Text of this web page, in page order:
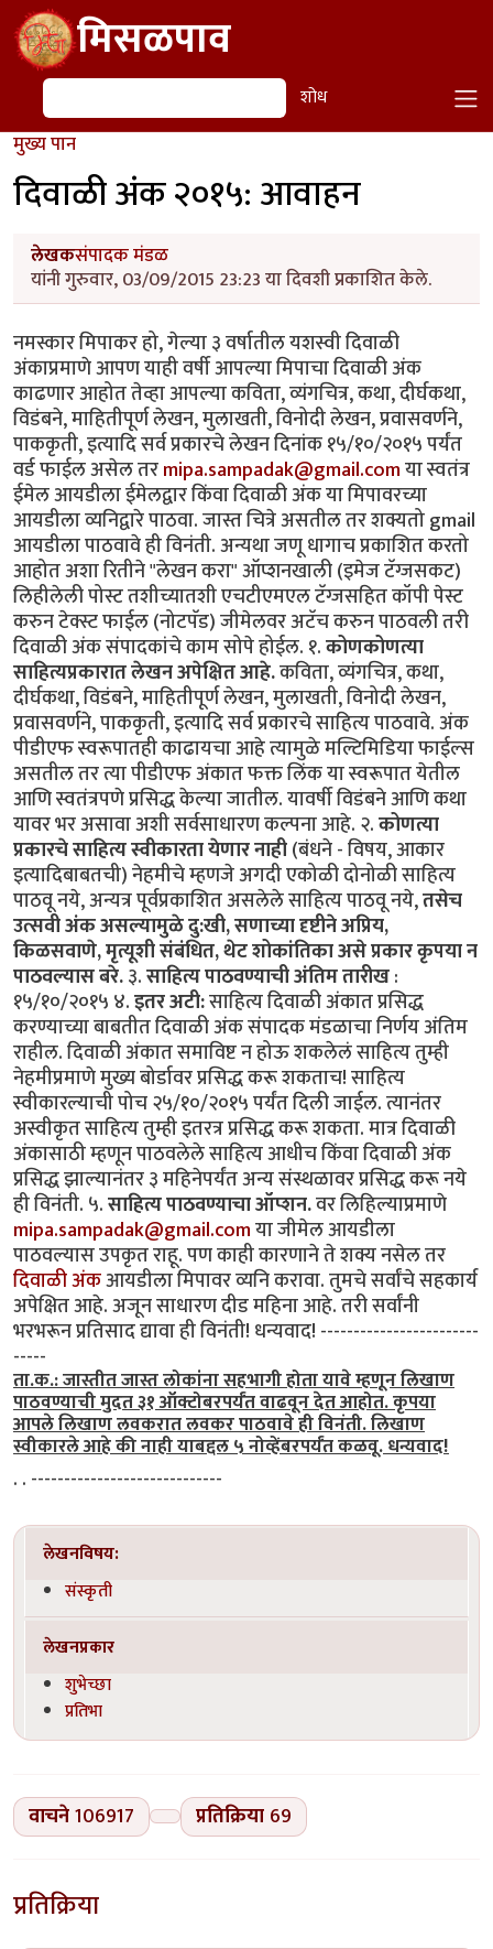
Skip to main contentमिसळपाव
शोध शोध
मुख्य पान
दिवाळी अंक २०१५: आवाहन
लेखकसंपादक मंडळ
यांनी गुरुवार, 03/09/2015 23:23 या दिवशी प्रकाशित केले.
नमस्कार मिपाकर हो, गेल्या ३ वर्षातील यशस्वी दिवाळी
अंकाप्रमाणे आपण याही वर्षी आपल्या मिपाचा दिवाळी अंक
काढणार आहोत तेव्हा आपल्या कविता, व्यंगचित्र, कथा, दीर्घकथा,
विडंबने, माहितीपूर्ण लेखन, मुलाखती, विनोदी लेखन, प्रवासवर्णने,
पाककृती, इत्यादि सर्व प्रकारचे लेखन दिनांक १५/१०/२०१५ पर्यंत
वर्ड फाईल असेल तरmipa.sampadak@gmail.comया स्वतंत्र
ईमेल आयडीला ईमेलद्वार किंवा दिवाळी अंक या मिपावरच्या
आयडीला व्यनिद्वारे पाठवा. जास्त चित्रे असतील तर शक्यतो gmail
आयडीला पाठवावे ही विनंती. अन्यथा जणू धागाच प्रकाशित करतो
आहोत अशा रितीने "लेखन करा" ऑप्शनखाली (इमेज टॅग्जसकट)
लिहीलेली पोस्ट तशीच्यातशी एचटीएमएल टॅग्जसहित कॉपी पेस्ट
करुन टेक्स्ट फाईल (नोटपॅड) जीमेलवर अटॅच करुन पाठवली तरी
दिवाळी अंक संपादकांचे काम सोपे होईल. १.कोणकोणत्या
साहित्यप्रकारात लेखन अपेक्षित आहे.कविता, व्यंगचित्र, कथा,
दीर्घकथा, विडंबने, माहितीपूर्ण लेखन, मुलाखती, विनोदी लेखन,
प्रवासवर्णने, पाककृती, इत्यादि सर्व प्रकारचे साहित्य पाठवावे. अंक
पीडीएफ स्वरूपातही काढायचा आहे त्यामुळे मल्टिमिडिया फाईल्स
असतील तर त्या पीडीएफ अंकात फक्त लिंक या स्वरूपात येतील
आणि स्वतंत्रपणे प्रसिद्ध केल्या जातील. यावर्षी विडंबने आणि कथा
यावर भर असावा अशी सर्वसाधारण कल्पना आहे. २.कोणत्या
प्रकारचे साहित्य स्वीकारता येणार नाही(बंधने - विषय, आकार
इत्यादिबाबतची) नेहमीचे म्हणजे अगदी एकोळी दोनोळी साहित्य
पाठवू नये, अन्यत्र पूर्वप्रकाशित असलेले साहित्य पाठवू नये,तसेच
उत्सवी अंक असल्यामुळे दु:खी, सणाच्या दृष्टीने अप्रिय,
किळसवाणे, मृत्यूशी संबंधित, थेट शोकांतिका असे प्रकार कृपया न
पाठवल्यास बरे.३.साहित्य पाठवण्याची अंतिम तारीख:
१५/१०/२०१५ ४.इतर अटी:साहित्य दिवाळी अंकात प्रसिद्ध
करण्याच्या बाबतीत दिवाळी अंक संपादक मंडळाचा निर्णय अंतिम
राहील. दिवाळी अंकात समाविष्ट न होऊ शकलेलं साहित्य तुम्ही
नेहमीप्रमाणे मुख्य बोर्डावर प्रसिद्ध करू शकताच! साहित्य
स्वीकारल्याची पोच २५/१०/२०१५ पर्यंत दिली जाईल. त्यानंतर
अस्वीकृत साहित्य तुम्ही इतरत्र प्रसिद्ध करू शकता. मात्र दिवाळी
अंकासाठी म्हणून पाठवलेले साहित्य आधीच किंवा दिवाळी अंक
प्रसिद्ध झाल्यानंतर ३ महिनेपर्यंत अन्य संस्थळावर प्रसिद्ध करू नये
ही विनंती. ५.साहित्य पाठवण्याचा ऑप्शन.वर लिहिल्याप्रमाणे
mipa.sampadak@gmail.comया जीमेल आयडीला
पाठवल्यास उपकृत राहू. पण काही कारणाने ते शक्य नसेल तर
दिवाळी अंकआयडीला मिपावर व्यनि करावा. तुमचे सर्वांचे सहकार्य
अपेक्षित आहे. अजून साधारण दीड महिना आहे. तरी सर्वांनी
भरभरून प्रतिसाद द्यावा ही विनंती! धन्यवाद! ------------------------
-----
ता.क.: जास्तीत जास्त लोकांना सहभागी होता यावे म्हणून लिखाण
पाठवण्याची मुदत ३१ ऑक्टोबरपर्यंत वाढवून देत आहोत. कृपया
आपले लिखाण लवकरात लवकर पाठवावे ही विनंती. लिखाण
स्वीकारले आहे की नाही याबद्दल ५ नोव्हेंबरपर्यंत कळवू. धन्यवाद!
. . -----------------------------
लेखनविषय:
संस्कृती
लेखनप्रकार
शुभेच्छा
प्रतिभा
वाचने106917 प्रतिक्रिया 69
प्रतिक्रिया